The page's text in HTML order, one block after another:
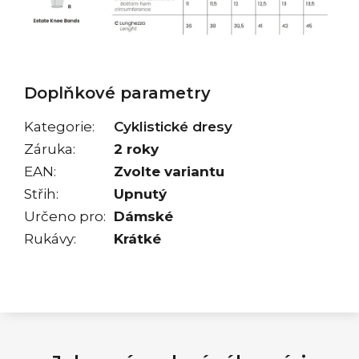
Doplňkové parametry
Kategorie:
Cyklistické dresy
Záruka:
2 roky
EAN:
Zvolte variantu
Střih:
Upnutý
Určeno pro: Dámské
Rukávy: Krátké